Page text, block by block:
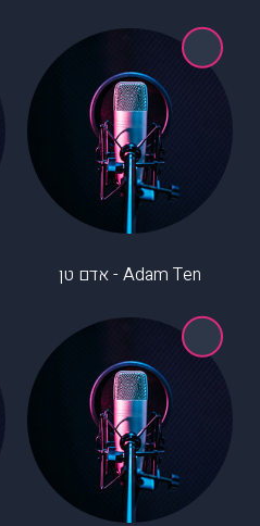
Adam Ten - אדם טן